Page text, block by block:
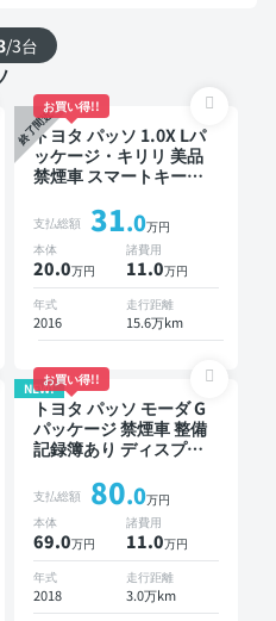
/3台
終了間近
お買い得!!
トヨタ パッソ 1.0X Lパ
ッケージ・キリリ 美品
禁煙車 スマートキー
支払総額 31.0万円
本体
20.0万円
諸費用
11.0万円
年式
2016
走行距離
15.6万km
NEW!
お買い得!!
トヨタ パッソ モーダ G
パッケージ 禁煙車 整備
記録簿あり ディスプレ
トあり TV スマートキー
ETC バックモニター
支払総額 80.0万円
本体
69.0万円
諸費用
11.0万円
年式
2018
走行距離
3.0万km